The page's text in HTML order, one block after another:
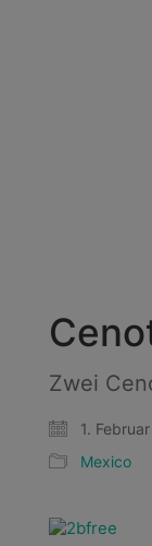
Zwei
1.
Mexico